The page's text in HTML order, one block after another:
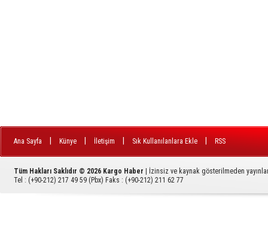
Ana Sayfa Künye İletişim Sık Kullanılanlara Ekle RSS
Tüm Hakları Saklıdır © 2026 Kargo Haber | İzinsiz ve kaynak gösterilmeden
Tel : (+90-212) 217 49 59 (Pbx) Faks : (+90-212) 211 62 77